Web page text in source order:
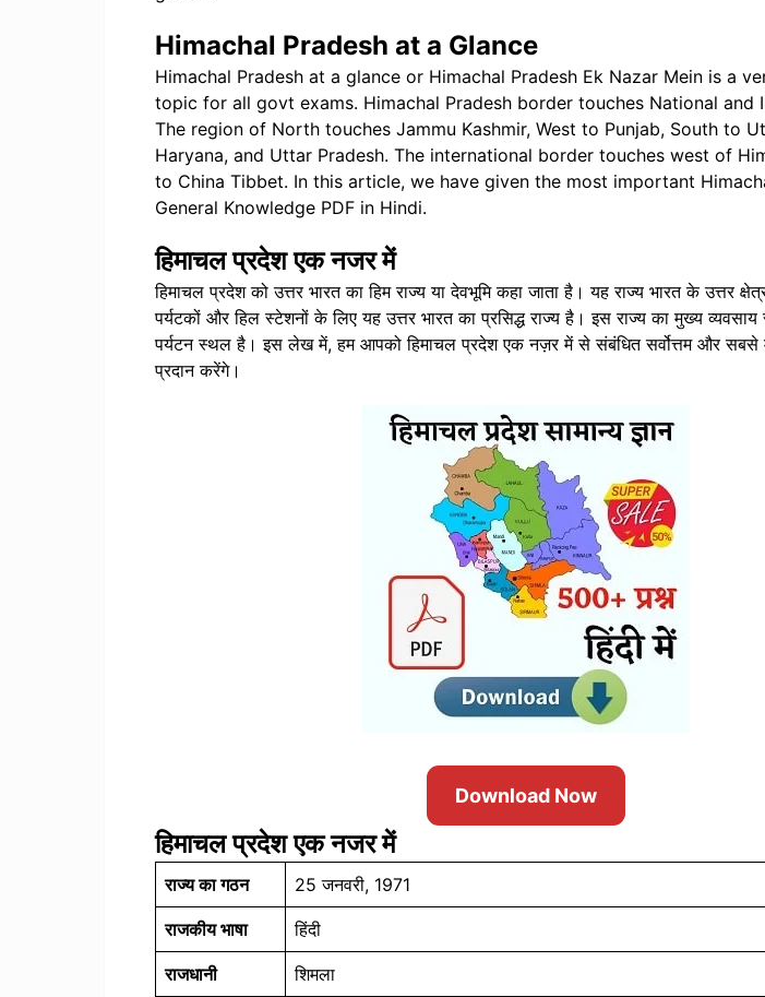
Himachal Pradesh at a Glance
Himachal Pradesh at a glance or Himachal Pradesh Ek Nazar Mein is a
topic for all govt exams. Himachal Pradesh border touches National and
The region of North touches Jammu Kashmir, West to Punjab, South to
Haryana, and Uttar Pradesh. The international border touches west of
to China Tibbet. In this article, we have given the most important
General Knowledge PDF in Hindi.
हिमाचल प्रदेश एक नजर में
हिमाचल प्रदेश को उत्तर भारत का हिम राज्य या देवभूमि कहा जाता है। यह राज्य भारत के उत्तर
पर्यटकों और हिल स्टेशनों के लिए यह उत्तर भारत का प्रसिद्ध राज्य है। इस राज्य का मुख्य
पर्यटन स्थल है। इस लेख में, हम आपको हिमाचल प्रदेश एक नज़र में से संबंधित सर्वोत्तम और सबसे
प्रदान करेंगे।
Download Now
हिमाचल प्रदेश एक नजर में
राज्य का गठन 25 जनवरी, 1971
राजकीय भाषा हिंदी
राजधानी शिमला